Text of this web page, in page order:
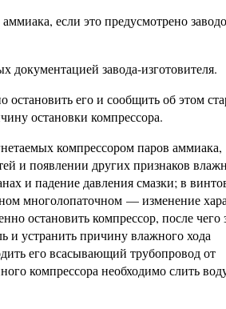
если это предусмотрено
документацией завода-изготовителя.
остановить его и сообщить об этом
остановки компрессора.
компрессором паров аммиака,
и появлении других признаков
и падение давления смазки; в
многолопаточном — изменение
остановить компрессор, после чего
устранить причину влажного хода
его всасывающий трубопровод от
компрессора необходимо слить